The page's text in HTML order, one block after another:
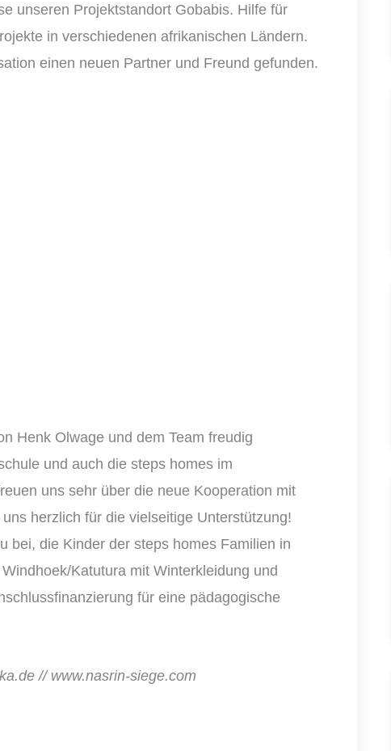
unseren Projektstandort Gobabis. Hilfe für
in verschiedenen afrikanischen Ländern.
einen neuen Partner und Freund gefunden.
Henk Olwage und dem Team freudig
und auch die steps homes im
uns sehr über die neue Kooperation mit
herzlich für die vielseitige Unterstützung!
bei, die Kinder der steps homes Familien in
Katutura mit Winterkleidung und
für eine pädagogische
// www.nasrin-siege.com